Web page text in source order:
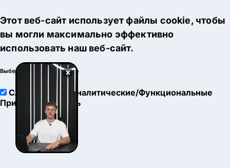
×
Этот веб-сайт использует файлы cookie, чтобы
вы могли максимально эффективно
использовать наш веб-сайт.
Выберите настройки cookie
Служебные
Аналитические/Функциональные
Принять
Настроить